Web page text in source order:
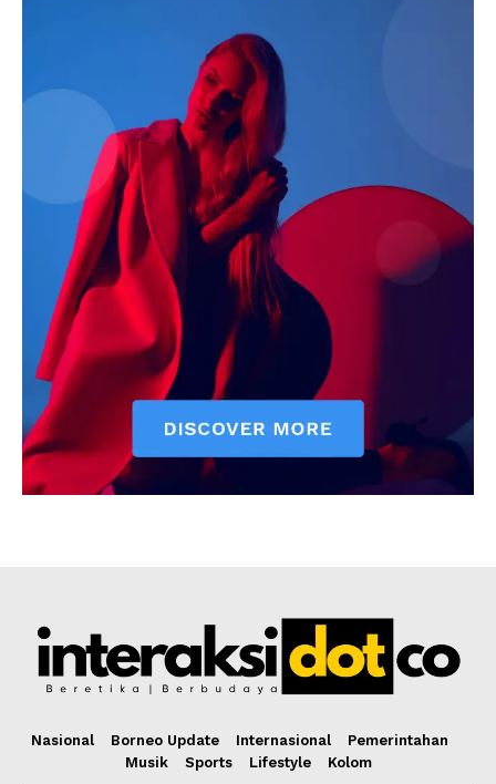
Nasional Borneo Update Internasional
Pemerintahan
Musik
Sports Lifestyle Kolom